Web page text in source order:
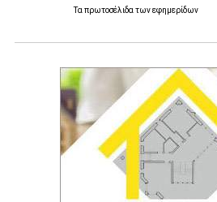
Τα πρωτοσέλιδα τωνεφημερίδων